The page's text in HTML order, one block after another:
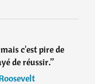
c'est pire de
de réussir.”